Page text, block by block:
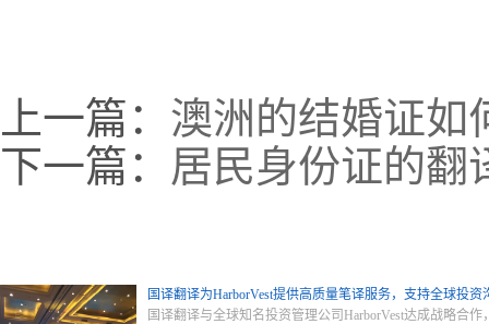
上一篇： 澳洲的结婚证如
下一篇： 居民身份证的翻
国译翻译为HarborVest提供高质量笔译服务，支持全球投资
国译翻译与全球知名投资管理公司HarborVest达成战略合